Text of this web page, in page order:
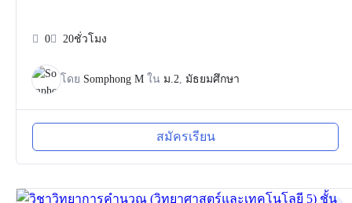
0 20ชั่วโมง
โดย Somphong M ใน ม.2 มัธยมศึกษา
สมัครเรียน